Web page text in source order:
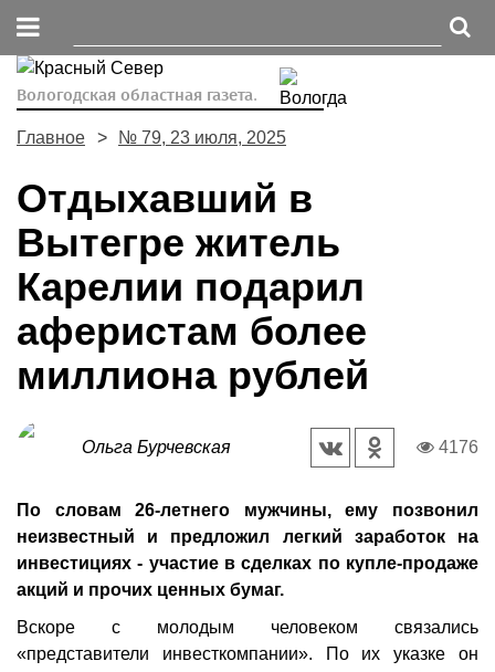
Вологодская областная газета.
Главное № 79, 23 июля, 2025
Отдыхавший в
Вытегре житель
Карелии подарил
аферистам более
миллиона рублей
Ольга Бурчевская 4176
По словам 26-летнего мужчины, ему позвонил
неизвестный и предложил легкий заработок на
инвестициях - участие в сделках по купле-продаже
акций и прочих ценных бумаг.
Вскоре с молодым человеком связались
«представители инвесткомпании». По их указке он